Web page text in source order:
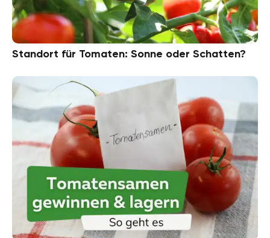
Standort für Tomaten: Sonne oder Schatten?